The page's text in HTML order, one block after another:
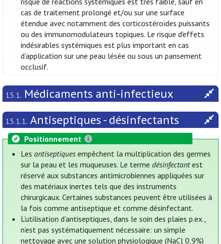
cas de traitement prolongé et/ou sur une surface
étendue avec notamment des corticostéroïdes puissants
ou des immunomodulateurs topiques. Le risque d'effets
indésirables systémiques est plus important en cas
d’application sur une peau lésée ou sous un pansement
occlusif.
15.1. Médicaments anti-infectieux
15.1.1. Antiseptiques - désinfectants
Positionnement
Lesantiseptiques empêchent la multiplication des germes
sur la peau et les muqueuses. Le termedésinfectantest
réservé aux substances antimicrobiennes appliquées sur
des matériaux inertes tels que des instruments
chirurgicaux. Certaines substances peuvent être utilisées à
la fois comme antiseptique et comme désinfectant.
L’utilisation d’antiseptiques, dans le soin des plaies p.ex.,
n’est pas systématiquement nécessaire: un simple
nettoyage avec une solution physiologique (NaCl 0,9%)